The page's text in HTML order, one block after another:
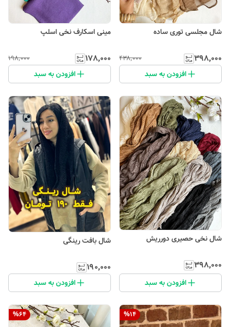
شال مجلسی توری ساده
۳۹۸٬۰۰۰ ۴۳۸٬۰۰۰
افزودن به سبد
مینی اسکارف نخی اسلپ
۱۷۸٬۰۰۰ ۱۹۸٬۰۰۰
افزودن به سبد
شال نخی حصیری دورریش
۳۹۸٬۰۰۰
افزودن به سبد
شال بافت رینگی
۱۹۰٬۰۰۰
افزودن به سبد
%14
%64